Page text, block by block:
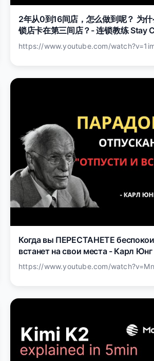
2年从0到16间店，怎么做到呢？ 为
锁店卡在第三间店？- 连锁教练 Stay
创办人 Jay Wong
https://www.youtube.com/
Когда вы ПЕРЕСТАНЕТЕ
встанет на свои места - Карл Юнг
https://www.youtube.com/